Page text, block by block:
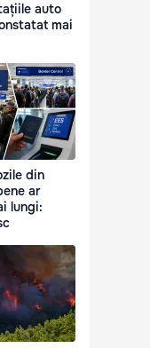
auto
mai
din
ar
lungi: